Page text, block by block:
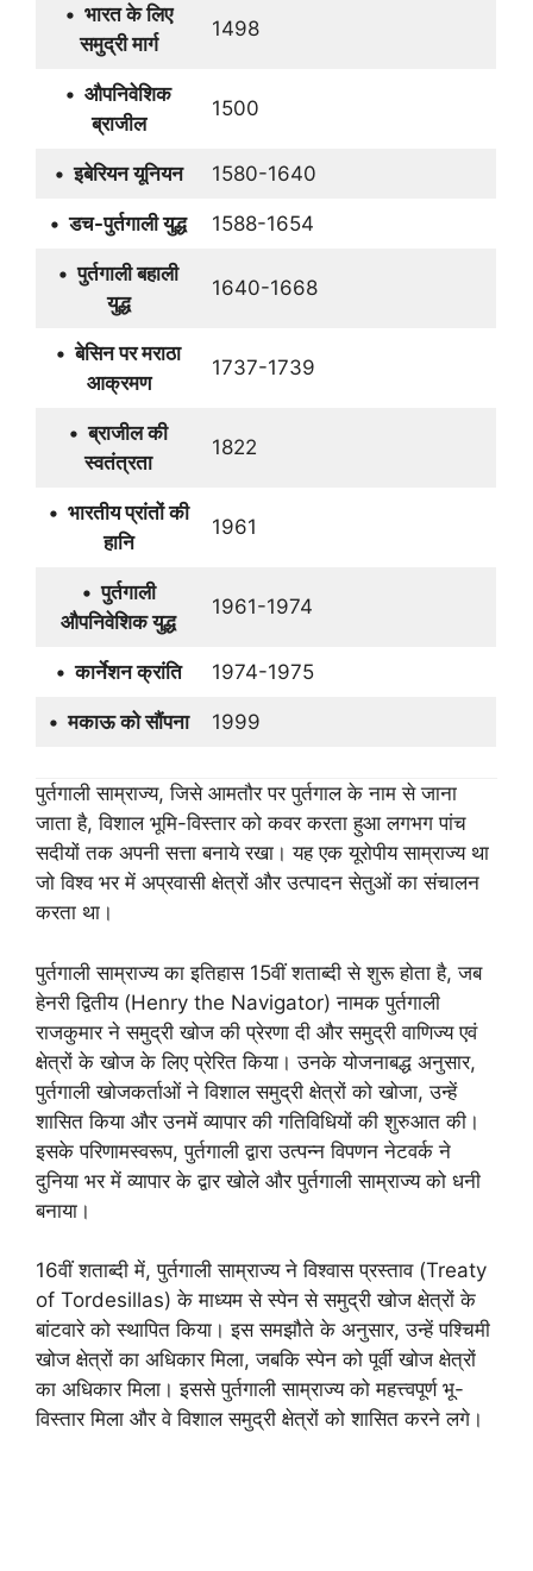
• भारत के लिए
समुद्री मार्ग
1498
• औपनिवेशिक
ब्राजील
1500
• इबेरियन यूनियन 1580-1640
• डच-पुर्तगाली युद्ध 1588-1654
• पुर्तगाली बहाली
युद्ध
1640-1668
• बेसिन पर मराठा
आक्रमण
1737-1739
• ब्राजील की
स्वतंत्रता
1822
• भारतीय प्रांतों की
हानि
1961
• पुर्तगाली
औपनिवेशिक युद्ध
1961-1974
• कार्नेशन क्रांति 1974-1975
• मकाऊ को सौंपना 1999
पुर्तगाली साम्राज्य, जिसे आमतौर पर पुर्तगाल के नाम से जाना
जाता है, विशाल भूमि-विस्तार को कवर करता हुआ लगभग पांच
सदीयों तक अपनी सत्ता बनाये रखा। यह एक यूरोपीय साम्राज्य था
जो विश्व भर में अप्रवासी क्षेत्रों और उत्पादन सेतुओं का संचालन
करता था।
पुर्तगाली साम्राज्य का इतिहास 15वीं शताब्दी से शुरू होता है, जब
हेनरी द्वितीय (Henry the Navigator) नामक पुर्तगाली
राजकुमार ने समुद्री खोज की प्रेरणा दी और समुद्री वाणिज्य एवं
क्षेत्रों के खोज के लिए प्रेरित किया। उनके योजनाबद्ध अनुसार,
पुर्तगाली खोजकर्ताओं ने विशाल समुद्री क्षेत्रों को खोजा, उन्हें
शासित किया और उनमें व्यापार की गतिविधियों की शुरुआत की।
इसके परिणामस्वरूप, पुर्तगाली द्वारा उत्पन्न विपणन नेटवर्क ने
दुनिया भर में व्यापार के द्वार खोले और पुर्तगाली साम्राज्य को धनी
बनाया।
16वीं शताब्दी में, पुर्तगाली साम्राज्य ने विश्वास प्रस्ताव (Treaty
of Tordesillas) के माध्यम से स्पेन से समुद्री खोज क्षेत्रों के
बांटवारे को स्थापित किया। इस समझौते के अनुसार, उन्हें पश्चिमी
खोज क्षेत्रों का अधिकार मिला, जबकि स्पेन को पूर्वी खोज क्षेत्रों
का अधिकार मिला। इससे पुर्तगाली साम्राज्य को महत्त्वपूर्ण भू-
विस्तार मिला और वे विशाल समुद्री क्षेत्रों को शासित करने लगे।